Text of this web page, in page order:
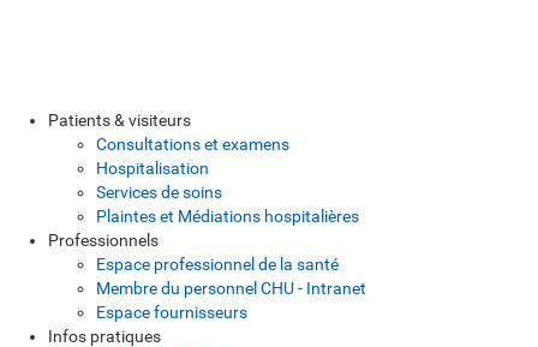
Patients & visiteurs
Consultations et examens
Hospitalisation
Services de soins
Plaintes et Médiations hospitalières
Professionnels
Espace professionnel de la santé
Membre du personnel CHU - Intranet
Espace fournisseurs
Infos pratiques